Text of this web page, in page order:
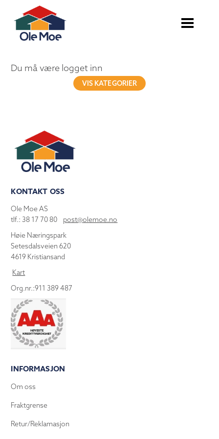
Du må være logget inn
VIS KATEGORIER
KONTAKT OSS
Ole Moe AS
tlf.: 38 17 70 80 post@olemoe.no
Høie Næringspark
Setesdalsveien 620
4619 Kristiansand
Kart
Org.nr.:911 389 487
INFORMASJON
Om oss
Fraktgrense
Retur/Reklamasjon